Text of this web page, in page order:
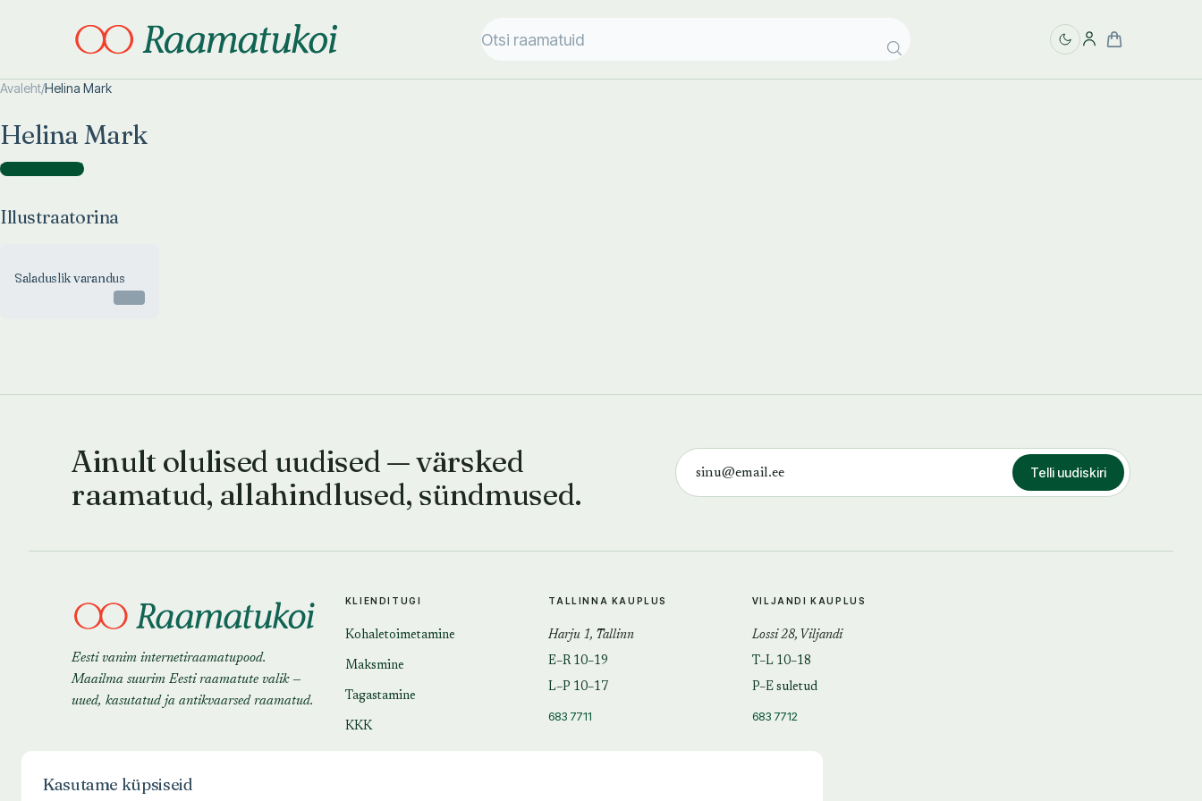
Avaleht/Helina Mark
Helina Mark
Illustraatorina )
Illustraatorina
Saladuslik varandus
Ainult olulised uudised — värsked
raamatud, allahindlused, sündmused.
Telli uudiskiri
Eesti vanim internetiraamatupood.
Maailma suurim Eesti raamatute valik —
uued, kasutatud ja antikvaarsed raamatud.
KLIENDITUGI
Kohaletoimetamine
Maksmine
Tagastamine
KKK
TALLINNA KAUPLUS
Harju 1, Tallinn
E–R 10–19
L–P 10–17
683 7711
VILJANDI KAUPLUS
Lossi 28, Viljandi
T–L 10–18
P–E suletud
683 7712
Kasutame küpsiseid